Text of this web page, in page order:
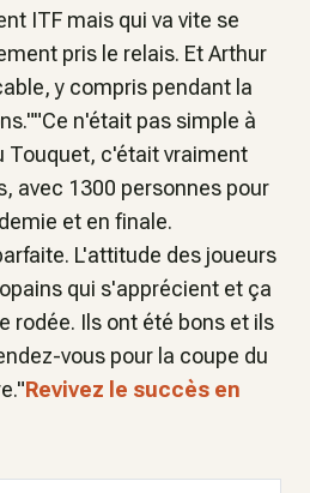
ITF mais qui va vite se
pris le relais. Et Arthur
y compris pendant la
n'était pas simple à
Touquet, c'était vraiment
avec 1300 personnes pour
et en finale.
L'attitude des joueurs
qui s'apprécient et ça
rodée. Ils ont été bons et ils
vous pour la coupe du
Revivez le succès en